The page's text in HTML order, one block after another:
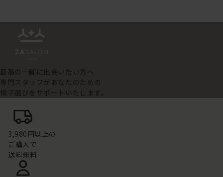
最高の一脚に出会いたい方へ
専門スタッフがあなたのための
椅子選びをサポートいたします。
3,980円以上の
ご購入で
送料無料